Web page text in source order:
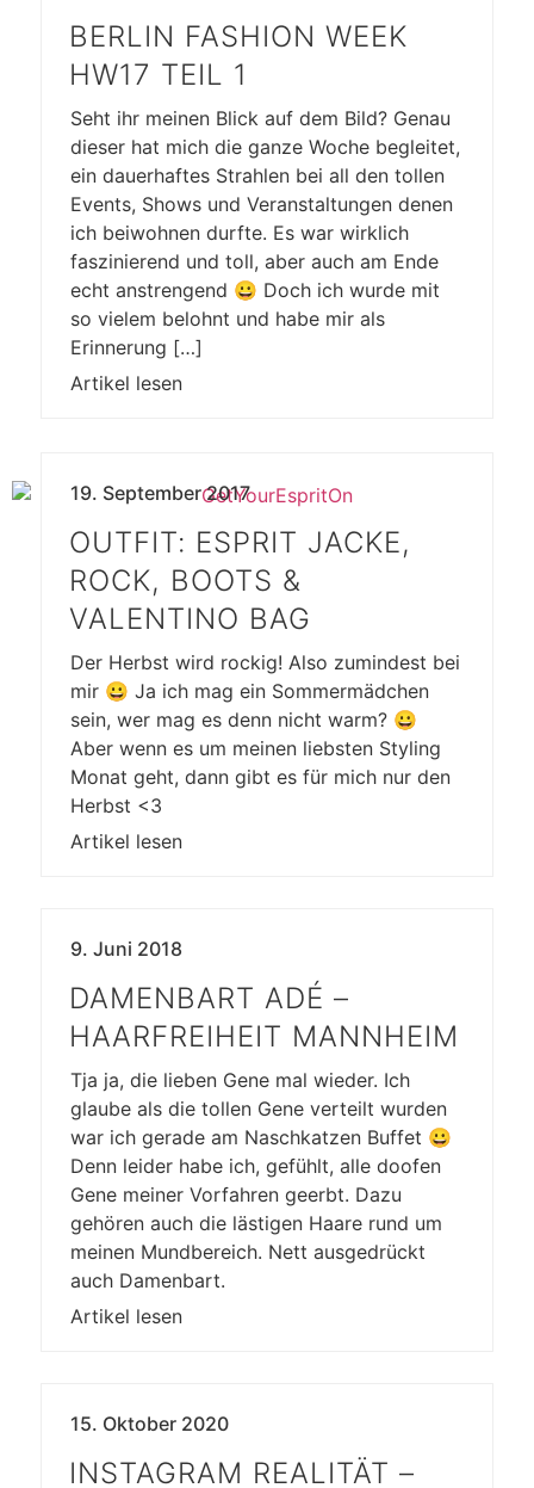
BERLIN FASHION WEEK
HW17 TEIL 1
Seht ihr meinen Blick auf dem Bild? Genau
dieser hat mich die ganze Woche begleitet,
ein dauerhaftes Strahlen bei all den tollen
Events, Shows und Veranstaltungen denen
ich beiwohnen durfte. Es war wirklich
faszinierend und toll, aber auch am Ende
echt anstrengend 😀 Doch ich wurde mit
so vielem belohnt und habe mir als
Erinnerung […]
Artikel lesen
19. September 2017
OUTFIT: ESPRIT JACKE,
ROCK, BOOTS &
VALENTINO BAG
Der Herbst wird rockig! Also zumindest bei
mir 😀 Ja ich mag ein Sommermädchen
sein, wer mag es denn nicht warm? 😀
Aber wenn es um meinen liebsten Styling
Monat geht, dann gibt es für mich nur den
Herbst <3
Artikel lesen
9. Juni 2018
DAMENBART ADÉ –
HAARFREIHEIT MANNHEIM
Tja ja, die lieben Gene mal wieder. Ich
glaube als die tollen Gene verteilt wurden
war ich gerade am Naschkatzen Buffet 😀
Denn leider habe ich, gefühlt, alle doofen
Gene meiner Vorfahren geerbt. Dazu
gehören auch die lästigen Haare rund um
meinen Mundbereich. Nett ausgedrückt
auch Damenbart.
Artikel lesen
15. Oktober 2020
INSTAGRAM REALITÄT –